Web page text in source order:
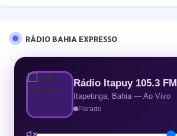
RÁDIO BAHIA EXPRESSO
Rádio Itapuy 105.3 FM
Itapetinga, Bahia — Ao Vivo
Parado